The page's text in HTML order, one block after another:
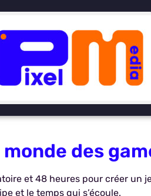
monde des
et 48 heures pour créer un
et le temps qui s’écoule.